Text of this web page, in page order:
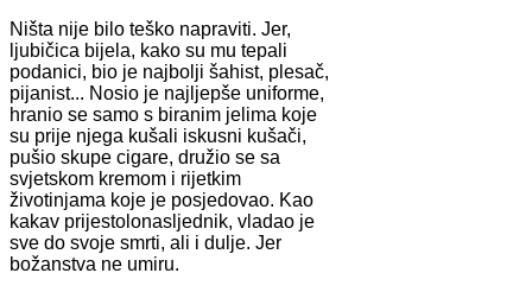
Ništa nije bilo teško napraviti. Jer,
ljubičica bijela, kako su mu tepali
podanici, bio je najbolji šahist, plesač,
pijanist... Nosio je najljepše uniforme,
hranio se samo s biranim jelima koje
su prije njega kušali iskusni kušači,
pušio skupe cigare, družio se sa
svjetskom kremom i rijetkim
životinjama koje je posjedovao. Kao
kakav prijestolonasljednik, vladao je
sve do svoje smrti, ali i dulje. Jer
božanstva ne umiru.